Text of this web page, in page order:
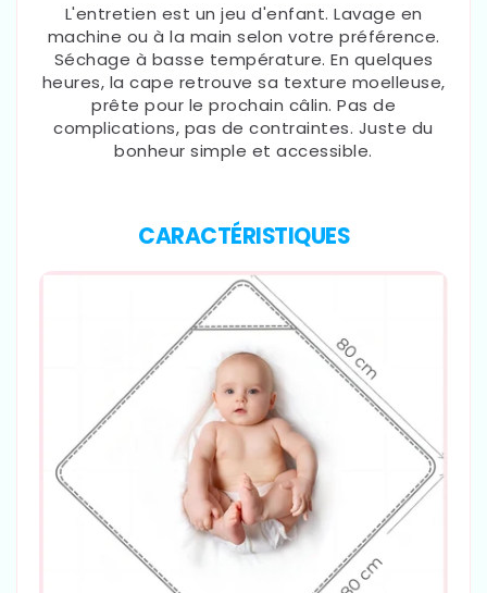
L'entretien est un jeu d'enfant. Lavage en
machine ou à la main selon votre préférence.
Séchage à basse température. En quelques
heures, la cape retrouve sa texture moelleuse,
prête pour le prochain câlin. Pas de
complications, pas de contraintes. Juste du
bonheur simple et accessible.
CARACTÉRISTIQUES